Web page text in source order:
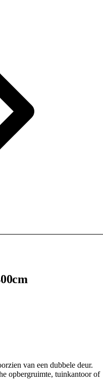
van een dubbele deur.
opbergruimte, tuinkantoor of